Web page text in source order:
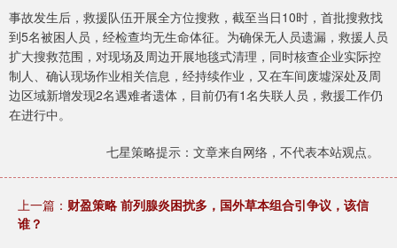
事故发生后，救援队伍开展全方位搜救，截至当日10时，首批搜救找
到5名被困人员，经检查均无生命体征。为确保无人员遗漏，救援人员
扩大搜救范围，对现场及周边开展地毯式清理，同时核查企业实际控
制人、确认现场作业相关信息，经持续作业，又在车间废墟深处及周
边区域新增发现2名遇难者遗体，目前仍有1名失联人员，救援工作仍
在进行中。
七星策略提示：文章来自网络，不代表本站观点。
上一篇： 财盈策略 前列腺炎困扰多，国外草本组合引争议，该信
谁？